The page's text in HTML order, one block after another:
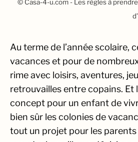
© Casa-4-u.com - Les règles à
Au terme de l’année scolaire,
vacances et pour de
rime avec loisirs, aventures,
retrouvailles entre copains. Et
concept pour un enfant de
bien sûr les colonies de
tout un projet pour les